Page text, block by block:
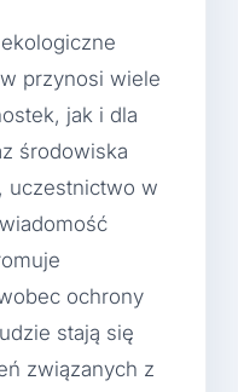
przynosi wiele
jak i dla
środowiska
uczestnictwo w
ochrony
stają się
związanych z